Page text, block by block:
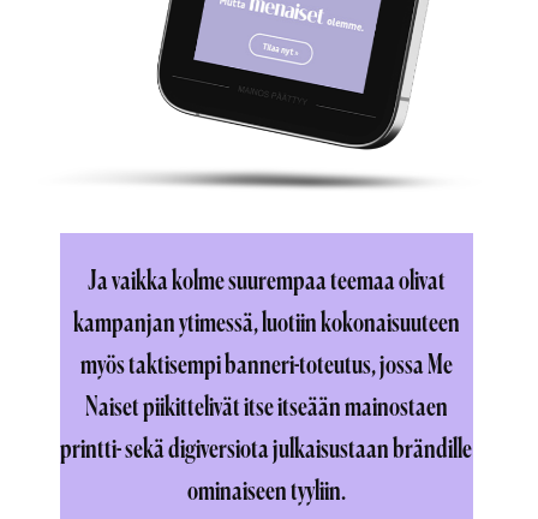
Ja vaikka kolme suurempaa teemaa olivat
kampanjan ytimessä, luotiin kokonaisuuteen
myös taktisempi banneri-toteutus, jossa Me
Naiset piikittelivät itse itseään mainostaen
printti- sekä digiversiota julkaisustaan brändille
ominaiseen tyyliin.